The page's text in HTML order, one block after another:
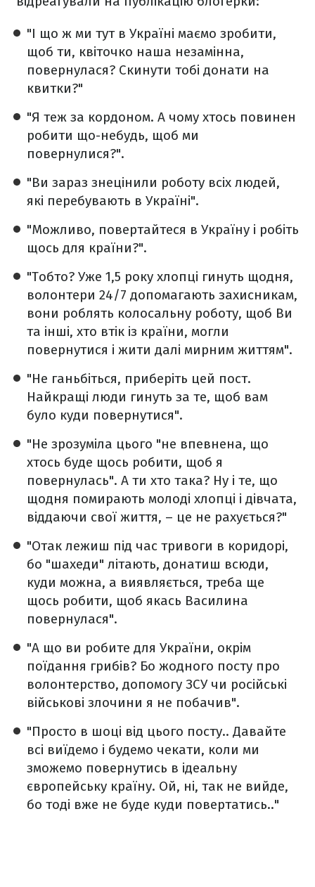
"І що ж ми тут в Україні маємо зробити,
щоб ти, квіточко наша незамінна,
повернулася? Скинути тобі донати на
квитки?"
"Я теж за кордоном. А чому хтось повинен
робити що-небудь, щоб ми
повернулися?".
"Ви зараз знецінили роботу всіх людей,
які перебувають в Україні".
"Можливо, повертайтеся в Україну і робіть
щось для країни?".
"Тобто? Уже 1,5 року хлопці гинуть щодня,
волонтери 24/7 допомагають захисникам,
вони роблять колосальну роботу, щоб Ви
та інші, хто втік із країни, могли
повернутися і жити далі мирним життям".
"Не ганьбіться, приберіть цей пост.
Найкращі люди гинуть за те, щоб вам
було куди повернутися".
"Не зрозуміла цього "не впевнена, що
хтось буде щось робити, щоб я
повернулась". А ти хто така? Ну і те, що
щодня помирають молоді хлопці і дівчата,
віддаючи свої життя, – це не рахується?"
"Отак лежиш під час тривоги в коридорі,
бо "шахеди" літають, донатиш всюди,
куди можна, а виявляється, треба ще
щось робити, щоб якась Василина
повернулася".
"А що ви робите для України, окрім
поїдання грибів? Бо жодного посту про
волонтерство, допомогу ЗСУ чи російські
військові злочини я не побачив".
"Просто в шоці від цього посту.. Давайте
всі виїдемо і будемо чекати, коли ми
зможемо повернутись в ідеальну
європейську країну. Ой, ні, так не вийде,
бо тоді вже не буде куди повертатись.."